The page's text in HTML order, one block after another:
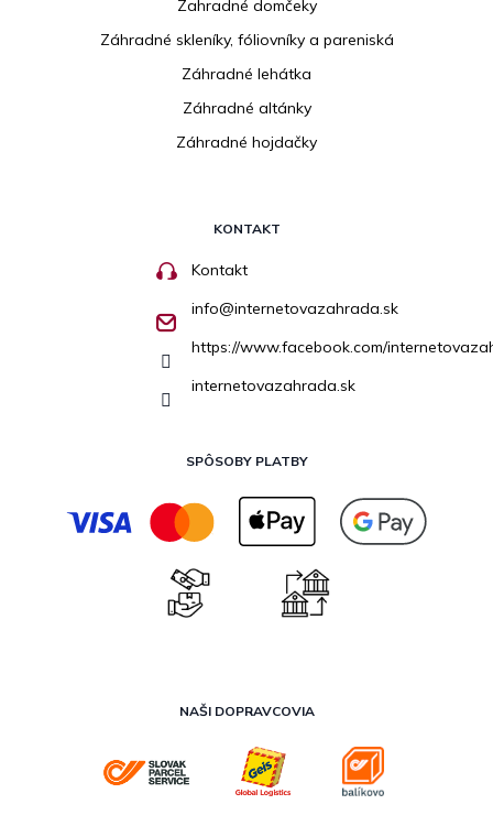
Zahradné domčeky
Záhradné skleníky, fóliovníky a pareniská
Záhradné lehátka
Záhradné altánky
Záhradné hojdačky
KONTAKT
Kontakt
info@internetovazahrada.sk
https://www.facebook.com/
internetovazahrada.sk
SPÔSOBY PLATBY
NAŠI DOPRAVCOVIA